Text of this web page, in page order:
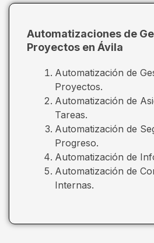
Automatizaciones de
Proyectos en Ávila
Automatización de
Proyectos.
Automatización de
Tareas.
Automatización de
Progreso.
Automatización de
Automatización de
Internas.